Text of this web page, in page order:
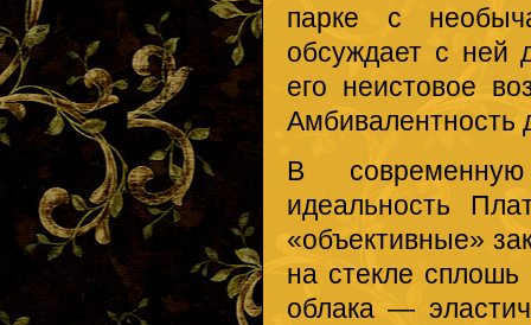
парке с
обсуждает с ней
его неистовое
Амбивалентность
В
идеальность
«объективные»
на стекле сплошь
облака —